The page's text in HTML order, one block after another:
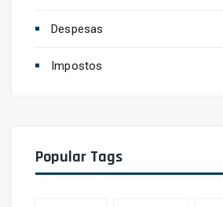
Despesas
Impostos
Popular Tags